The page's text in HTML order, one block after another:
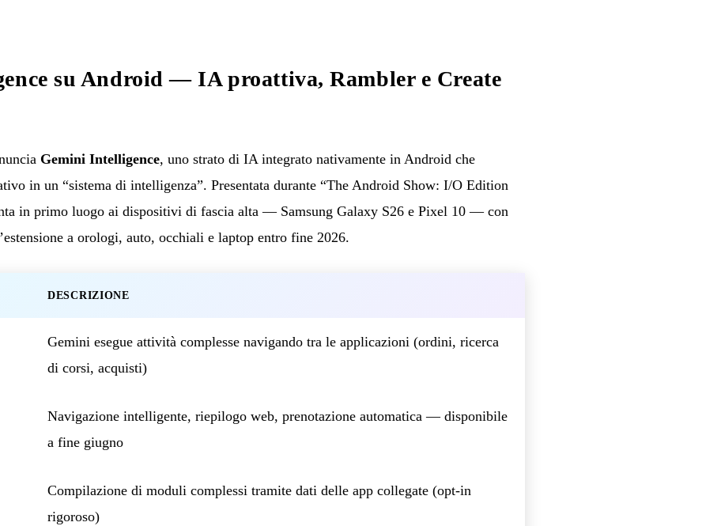
su Android — IA proattiva, Rambler e Create
Gemini Intelligence, uno strato di IA integrato nativamente in Android che
in un “sistema di intelligenza”. Presentata durante “The Android Show: I/O Edition
in primo luogo ai dispositivi di fascia alta — Samsung Galaxy S26 e Pixel 10 — con
a orologi, auto, occhiali e laptop entro fine 2026.
DESCRIZIONE
Gemini esegue attività complesse navigando tra le applicazioni (ordini, ricerca
di corsi, acquisti)
Navigazione intelligente, riepilogo web, prenotazione automatica — disponibile
a fine giugno
Compilazione di moduli complessi tramite dati delle app collegate (opt-in
rigoroso)